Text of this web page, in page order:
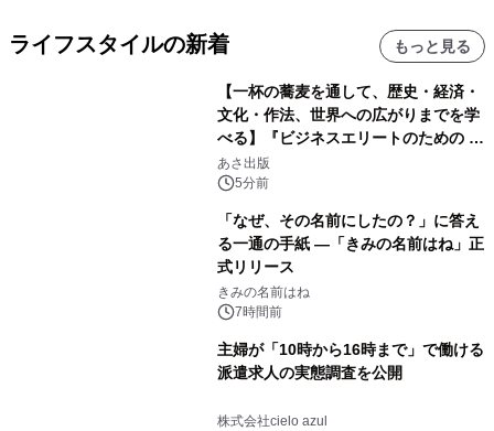
ライフスタイルの新着 もっと見る
【一杯の蕎麦を通して、歴史・経済・
文化・作法、世界への広がりまでを学
べる】『ビジネスエリートのための 教
養としての蕎麦』2026年8月25日
（火）発売
あさ出版
5分前
「なぜ、その名前にしたの？」に答え
る一通の手紙 ―「きみの名前はね」正
式リリース
きみの名前はね
7時間前
主婦が「10時から16時まで」で働ける
派遣求人の実態調査を公開
株式会社cielo azul